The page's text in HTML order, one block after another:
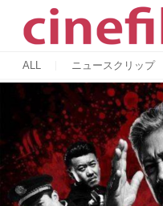
ALL ニュースクリップ